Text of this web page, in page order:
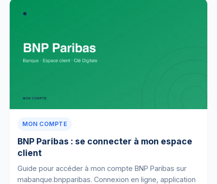
MON COMPTE
BNP Paribas : se connecter à mon espace
client
Guide pour accéder à mon compte BNP Paribas sur
mabanque.bnpparibas. Connexion en ligne, application